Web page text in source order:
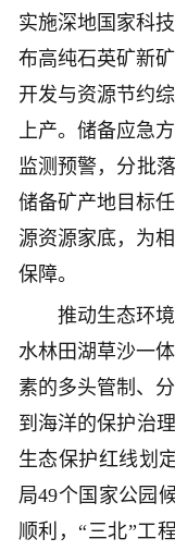
实施深地国家科
布高纯石英矿新
开发与资源节约
上产。储备应急
监测预警，分批
储备矿产地目标
源资源家底，为
保障。
推动生态环境
水林田湖草沙一
素的多头管制、
到海洋的保护治
生态保护红线划
局49个国家公园
顺利，“三北”工